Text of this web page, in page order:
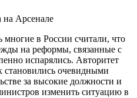
на Арсенале
в России считали, что
на реформы, связанные с
испарялись. Авторитет
становились очевидными
за высокие должности и
изменить ситуацию в